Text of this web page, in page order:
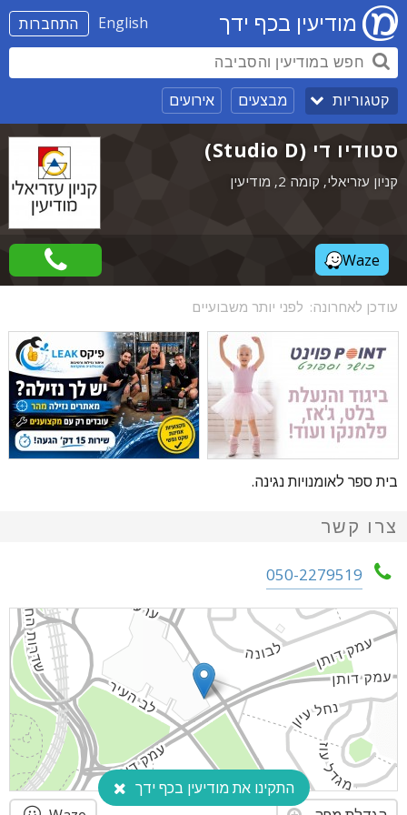
התחברות English מודיעין בכף ידך
קטגוריות מבצעים אירועים
סטודיו די (Studio D)
קניון עזריאלי, קומה 2, מודיעין
Waze
עודכן לאחרונה: לפני יותר משבועיים
בית ספר לאומנויות נגינה.
צרו קשר
050-2279519
התקינו את מודיעין בכף ידך